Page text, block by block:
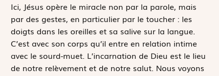
Ici, Jésus opère le miracle non par la parole, mais
par des gestes, en particulier par le toucher : les
doigts dans les oreilles et sa salive sur la langue.
C’est avec son corps qu’il entre en relation intime
avec le sourd-muet. L’incarnation de Dieu est le lieu
de notre relèvement et de notre salut. Nous voyons